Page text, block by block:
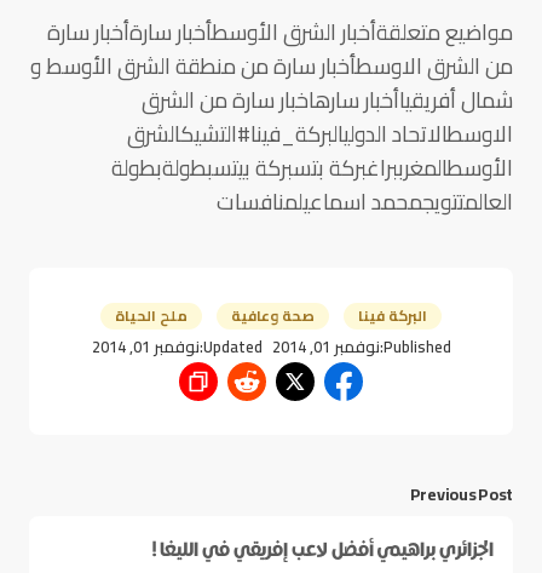
مواضيع متعلقةأخبار الشرق الأوسطأخبار سارةأخبار سارة
من الشرق الاوسطأخبار سارة من منطقة الشرق الأوسط و
شمال أفريقياأخبار سارهاخبار سارة من الشرق
الاوسطالاتحاد الدوليالبركة_فينا#التشيكالشرق
الأوسطالمغرببراغبركة بتسبركة بيتسبطولةبطولة
العالمتتويجمحمد اسماعيلمنافسات
البركة فينا صحة وعافية ملح الحياة
Published:نوفمبر 01, 2014 Updated:نوفمبر 01, 2014
Previous Post
الجزائري براهيمي أفضل لاعب إفريقي في الليغا !